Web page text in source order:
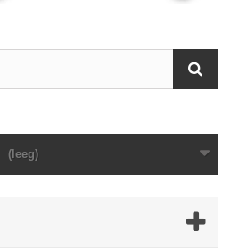
(leeg)